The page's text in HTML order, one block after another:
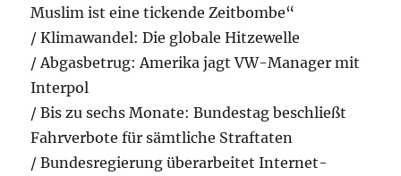
Muslim ist eine tickende Zeitbombe“
/ Klimawandel: Die globale Hitzewelle
/ Abgasbetrug: Amerika jagt VW-Manager mit
Interpol
/ Bis zu sechs Monate: Bundestag beschließt
Fahrverbote für sämtliche Straftaten
/ Bundesregierung überarbeitet Internet-